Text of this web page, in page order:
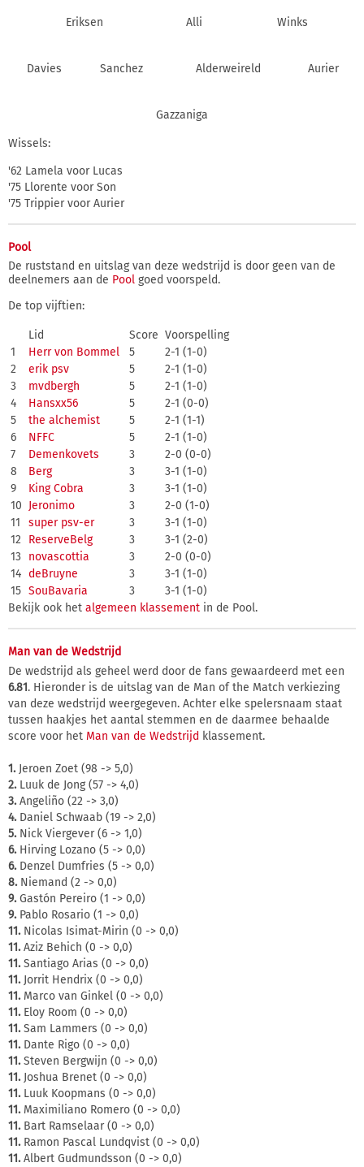
Eriksen Alli Winks
Davies Sanchez Alderweireld Aurier
Gazzaniga
Wissels:
'62 Lamela voor Lucas
'75 Llorente voor Son
'75 Trippier voor Aurier
Pool
De ruststand en uitslag van deze wedstrijd is door geen van de
deelnemers aan de Pool goed voorspeld.
De top vijftien:
Lid Score Voorspelling
1
Herr von Bommel 5
2-1 (1-0)
2
erik psv 5
2-1 (1-0)
3
mvdbergh 5
2-1 (1-0)
4
Hansxx56 5
2-1 (0-0)
5
the alchemist 5
2-1 (1-1)
6
NFFC 5
2-1 (1-0)
7
Demenkovets 3
2-0 (0-0)
8
Berg 3
3-1 (1-0)
9
King Cobra 3
3-1 (1-0)
10 Jeronimo 3
2-0 (1-0)
11
super psv-er 3
3-1 (1-0)
12 ReserveBelg 3
3-1 (2-0)
13 novascottia 3
2-0 (0-0)
14 deBruyne 3
3-1 (1-0)
15 SouBavaria 3
3-1 (1-0)
Bekijk ook het algemeen klassement in de Pool.
Man van de Wedstrijd
De wedstrijd als geheel werd door de fans gewaardeerd met een
6.81. Hieronder is de uitslag van de Man of the Match verkiezing
van deze wedstrijd weergegeven. Achter elke spelersnaam staat
tussen haakjes het aantal stemmen en de daarmee behaalde
score voor het Man van de Wedstrijd klassement.
1.Jeroen Zoet (98 -> 5,0)
2.Luuk de Jong (57 -> 4,0)
3.Angeliño (22 -> 3,0)
4.Daniel Schwaab (19 -> 2,0)
5.Nick Viergever (6 -> 1,0)
6.Hirving Lozano (5 -> 0,0)
6.Denzel Dumfries (5 -> 0,0)
8.Niemand (2 -> 0,0)
9.Gastón Pereiro (1 -> 0,0)
9.Pablo Rosario (1 -> 0,0)
11.Nicolas Isimat-Mirin (0 -> 0,0)
11.Aziz Behich (0 -> 0,0)
11.Santiago Arias (0 -> 0,0)
11.Jorrit Hendrix (0 -> 0,0)
11.Marco van Ginkel (0 -> 0,0)
11.Eloy Room (0 -> 0,0)
11.Sam Lammers (0 -> 0,0)
11.Dante Rigo (0 -> 0,0)
11.Steven Bergwijn (0 -> 0,0)
11.Joshua Brenet (0 -> 0,0)
11.Luuk Koopmans (0 -> 0,0)
11.Maximiliano Romero (0 -> 0,0)
11.Bart Ramselaar (0 -> 0,0)
11.Ramon Pascal Lundqvist (0 -> 0,0)
11.Albert Gudmundsson (0 -> 0,0)